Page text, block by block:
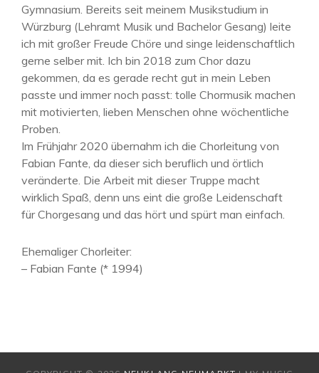
Gymnasium. Bereits seit meinem Musikstudium in
Würzburg (Lehramt Musik und Bachelor Gesang) leite
ich mit großer Freude Chöre und singe leidenschaftlich
gerne selber mit. Ich bin 2018 zum Chor dazu
gekommen, da es gerade recht gut in mein Leben
passte und immer noch passt: tolle Chormusik machen
mit motivierten, lieben Menschen ohne wöchentliche
Proben.
Im Frühjahr 2020 übernahm ich die Chorleitung von
Fabian Fante, da dieser sich beruflich und örtlich
veränderte. Die Arbeit mit dieser Truppe macht
wirklich Spaß, denn uns eint die große Leidenschaft
für Chorgesang und das hört und spürt man einfach.
Ehemaliger Chorleiter:
– Fabian Fante (* 1994)